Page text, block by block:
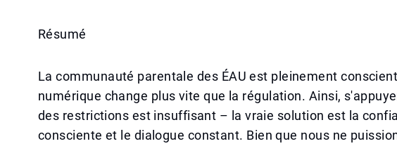
Résumé
La communauté parentale des ÉAU est pleinement
numérique change plus vite que la régulation. Ainsi,
des restrictions est insuffisant – la vraie solution est la
consciente et le dialogue constant. Bien que nous ne